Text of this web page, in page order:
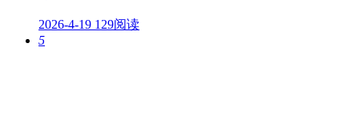
2026-4-19 129阅读
5